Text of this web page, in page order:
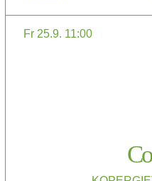
Fr 25.9. 11:00